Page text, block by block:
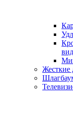
Жесткие